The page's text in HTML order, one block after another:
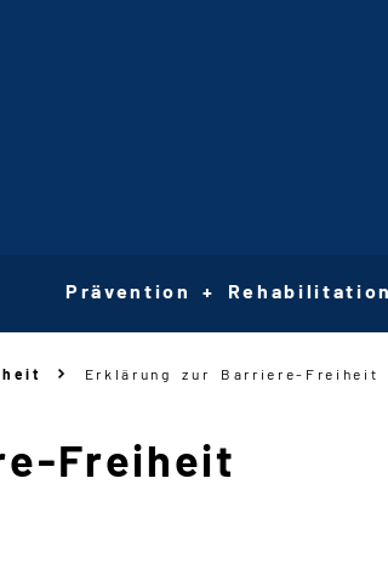
Prävention + Rehabilitation
Erklärung zur Barriere-Freiheit
-Freiheit